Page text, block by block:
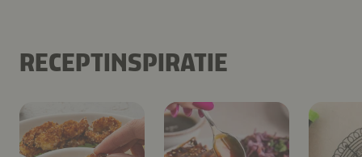
RECEPTINSPIRATIE